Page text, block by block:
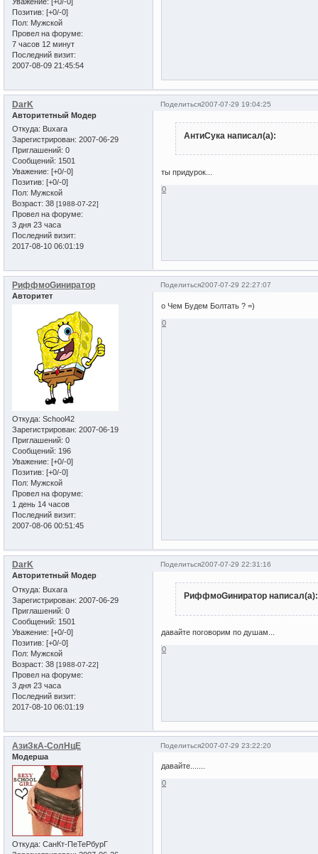
Позитив: [+0/-0]
Пол: Мужской
Провел на форуме:
7 часов 12 минут
Последний визит:
2007-08-09 21:45:54
Поделиться2007-07-29 19:04:25
DarK
Авторитетный Модер
Откуда: Buxara
Зарегистрирован: 2007-06-29
Приглашений: 0
Сообщений: 1501
Уважение: [+0/-0]
Позитив: [+0/-0]
Пол: Мужской
Возраст: 38 [1988-07-22]
Провел на форуме:
3 дня 23 часа
Последний визит:
2017-08-10 06:01:19
АнтиСука написал(а):
ты придурок...
0
Поделиться2007-07-29 22:27:07
РиффмоGиниратор
Авторитет
Откуда: School42
Зарегистрирован: 2007-06-19
Приглашений: 0
Сообщений: 196
Уважение: [+0/-0]
Позитив: [+0/-0]
Пол: Мужской
Провел на форуме:
1 день 14 часов
Последний визит:
2007-08-06 00:51:45
о Чем Будем Болтать ? =)
0
Поделиться2007-07-29 22:31:16
DarK
Авторитетный Модер
Откуда: Buxara
Зарегистрирован: 2007-06-29
Приглашений: 0
Сообщений: 1501
Уважение: [+0/-0]
Позитив: [+0/-0]
Пол: Мужской
Возраст: 38 [1988-07-22]
Провел на форуме:
3 дня 23 часа
Последний визит:
2017-08-10 06:01:19
РиффмоGиниратор написал(а):
давайте поговорим по душам...
0
Поделиться2007-07-29 23:22:20
АзиЗкА-СолНцЕ
Модерша
Откуда: СанКт-ПеТеРбурГ
давайте.......
0